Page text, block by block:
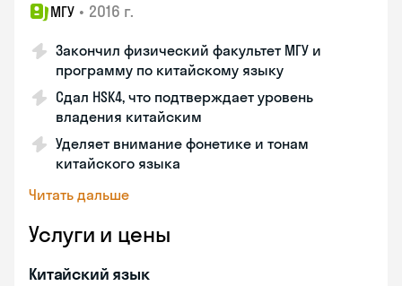
МГУ • 2016 г.
Закончил физический факультет МГУ и
программу по китайскому языку
Сдал HSK4, что подтверждает уровень
владения китайским
Уделяет внимание фонетике и тонам
китайского языка
Читать дальше
Услуги и цены
Китайский язык